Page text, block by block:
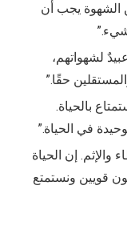
الشهوة يجب أن
لشهواتهم،
حقًا.”
بالحياة.
في الحياة.”
والإثم. إن الحياة
قويين ونستمتع